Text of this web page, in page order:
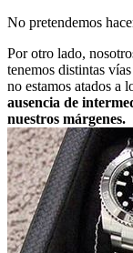
No pretendemos
Por otro lado,
tenemos distintas
no estamos atados a
ausencia de
nuestros márgenes.